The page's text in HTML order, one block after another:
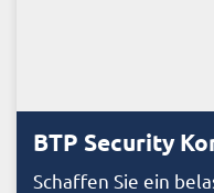
BTP Security
Schaffen Sie ein